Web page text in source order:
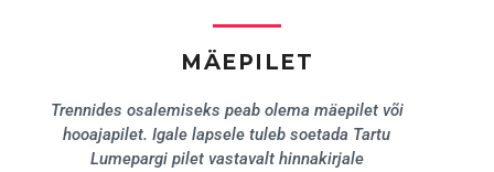
MÄEPILET
Trennides osalemiseks peab olema mäepilet või
hooajapilet. Igale lapsele tuleb soetada Tartu
Lumepargi pilet vastavalt hinnakirjale